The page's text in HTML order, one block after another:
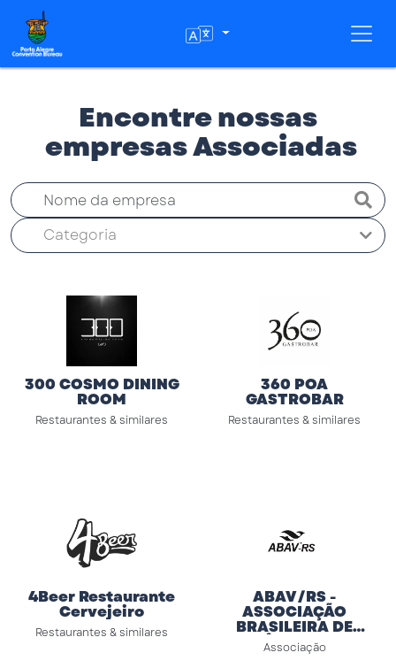
Encontre nossas
empresas Associadas
Categoria
300 COSMO DINING
ROOM
Restaurantes & similares
360 POA
GASTROBAR
Restaurantes & similares
4Beer Restaurante
Cervejeiro
Restaurantes & similares
ABAV/RS -
ASSOCIAÇÃO
BRASILEIRA DE
AGÊNCIAS DE
VIAGENS
Associação